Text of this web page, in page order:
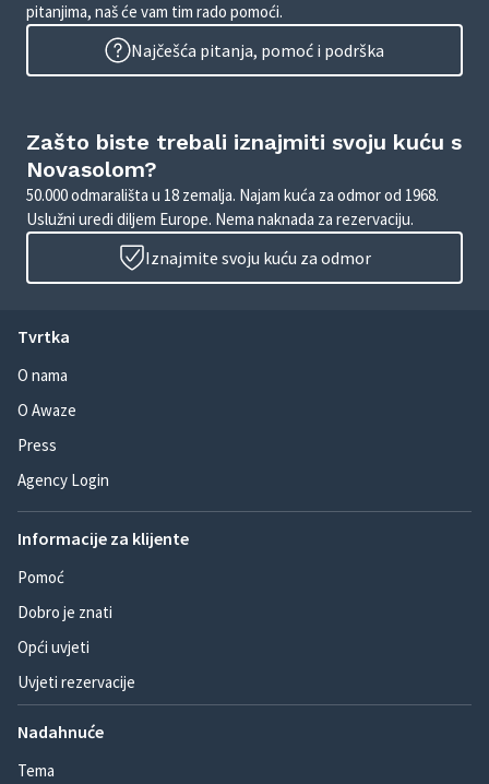
pitanjima, naš će vam tim rado pomoći.
Najčešća pitanja, pomoć i podrška
Zašto biste trebali iznajmiti svoju kuću s
Novasolom?
50.000 odmarališta u 18 zemalja. Najam kuća za odmor od 1968.
Uslužni uredi diljem Europe. Nema naknada za rezervaciju.
Iznajmite svoju kuću za odmor
Tvrtka
O nama
O Awaze
Press
Agency Login
Informacije za klijente
Pomoć
Dobro je znati
Opći uvjeti
Uvjeti rezervacije
Nadahnuće
Tema